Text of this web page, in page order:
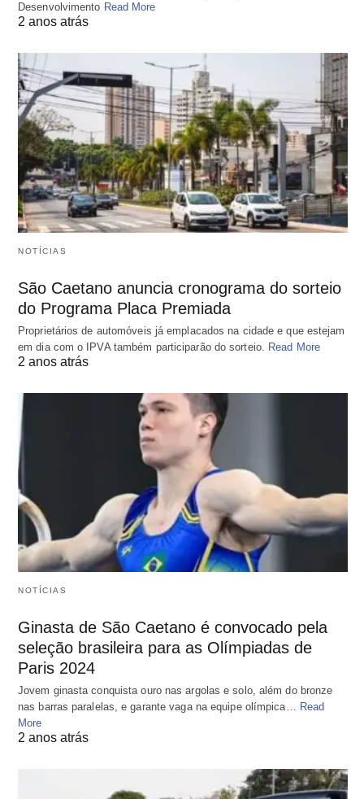
Desenvolvimento Read More
2 anos atrás
NOTÍCIAS
São Caetano anuncia cronograma do sorteio
do Programa Placa Premiada
Proprietários de automóveis já emplacados na cidade e que estejam
em dia com o IPVA também participarão do sorteio. Read More
2 anos atrás
NOTÍCIAS
Ginasta de São Caetano é convocado pela
seleção brasileira para as Olímpiadas de
Paris 2024
Jovem ginasta conquista ouro nas argolas e solo, além do bronze
nas barras paralelas, e garante vaga na equipe olímpica… Read
More
2 anos atrás